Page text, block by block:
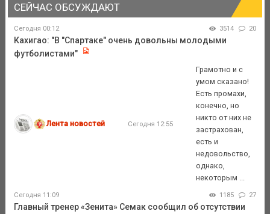
СЕЙЧАС ОБСУЖДАЮТ
Сегодня 00:12 3514 20
Кахигао: "В "Спартаке" очень довольны молодыми
футболистами"
Лента новостей Сегодня 12:55
Грамотно и с
умом сказано!
Есть промахи,
конечно, но
никто от них не
застрахован,
есть и
недовольство,
однако,
некоторым ...
Сегодня 11:09 1185 27
Главный тренер «Зенита» Семак сообщил об отсутствии